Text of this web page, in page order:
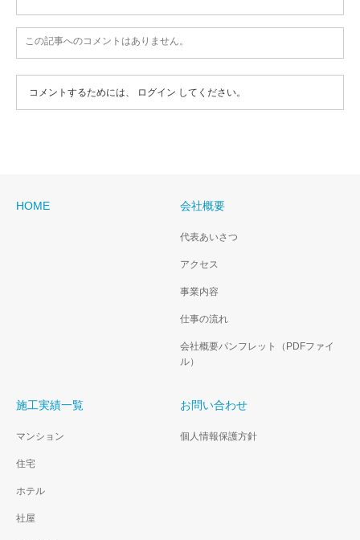
この記事へのコメントはありません。
コメントするためには、 ログイン してください。
HOME 会社概要
代表あいさつ
アクセス
事業内容
仕事の流れ
会社概要パンフレット（PDFファイ
ル）
施工実績一覧
マンション
住宅
ホテル
社屋
お問い合わせ
個人情報保護方針